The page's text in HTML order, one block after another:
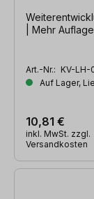
| Mehr
Art.-Nr.: KV-
Auf Lager,
10,81 €
inkl. MwSt. zzgl.
Versandkosten